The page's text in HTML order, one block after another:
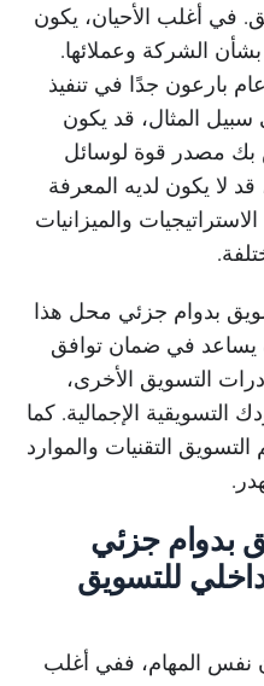
في أغلب الأحيان، يكون
الشركة وعملائها.
بارعون جدًا في تنفيذ
المثال، قد يكون
بك مصدر قوة لوسائل
لا يكون لديه المعرفة
والميزانيات
بدوام جزئي محل هذا
في ضمان توافق
التسويق الأخرى،
الإجمالية. كما
التقنيات والموارد
بدوام جزئي
للتسويق
نفس المهام، ففي أغلب